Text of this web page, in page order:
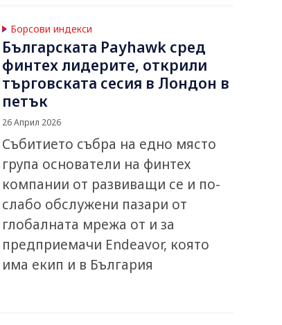
Борсови индекси
Българската Payhawk сред
финтех лидерите, открили
търговската сесия в Лондон в
петък
26 Април 2026
Събитието събра на едно място
група основатели на финтех
компании от развиващи се и по-
слабо обслужени пазари от
глобалната мрежа от и за
предприемачи Endeavor, която
има екип и в България